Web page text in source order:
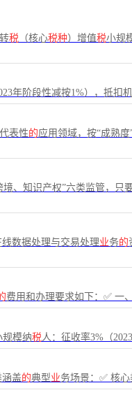
税 （核心税种）增值税小规
年阶段性减按1%），抵扣
表性的应用领域，按“成熟
境、知识产权”六类监管，只
数据处理与交易处理业务的
费用和办理要求如下：✅ 一
规模纳税人：征收率3%（
盖的典型业务场景：✅ 核